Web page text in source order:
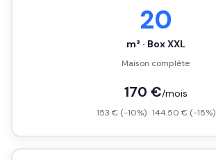
20
m³ · Box XXL
Maison complète
170 €/mois
153 € (-10%) · 144.50 € (-15%)